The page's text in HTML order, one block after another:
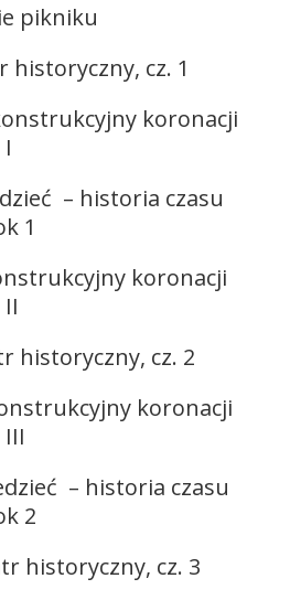
pikniku
historyczny, cz. 1
koronacji
– historia czasu
1
koronacji
historyczny, cz. 2
koronacji
– historia czasu
2
historyczny, cz. 3